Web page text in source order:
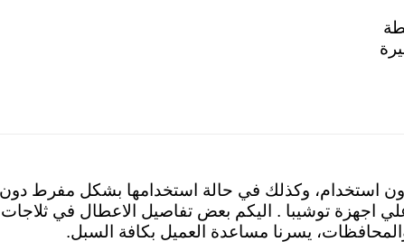
استخدام، وكذلك في حالة استخدامها بشكل مفرط دون
اجهزة توشيبا . اليكم بعض تفاصيل الاعطال في
والمحافظات، يسرنا مساعدة العميل بكافة السبل.